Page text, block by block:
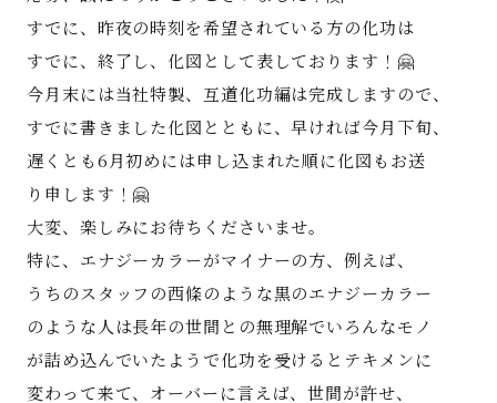
すでに、昨夜の時刻を希望されている方の化功は
すでに、終了し、化図として表しております！🤗
今月末には当社特製、互道化功編は完成しますので、
すでに書きました化図とともに、早ければ今月下旬、
遅くとも6月初めには申し込まれた順に化図もお送
り申します！🤗
大変、楽しみにお待ちくださいませ。
特に、エナジーカラーがマイナーの方、例えば、
うちのスタッフの西條のような黒のエナジーカラー
のような人は長年の世間との無理解でいろんなモノ
が詰め込んでいたようで化功を受けるとテキメンに
変わって来て、オーバーに言えば、世間が許せ、